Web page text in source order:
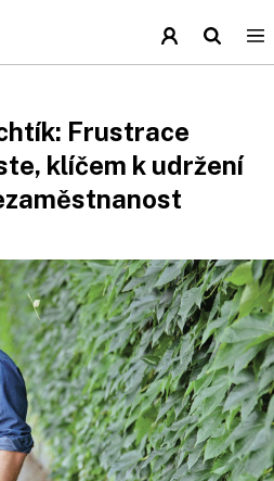
Frustrace
klíčem k udržení